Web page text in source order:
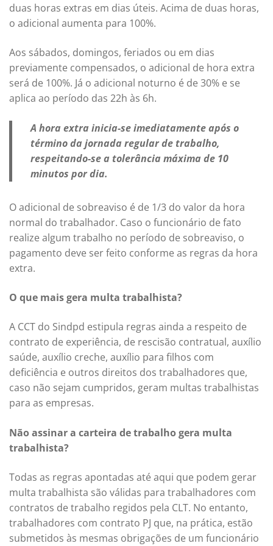
duas horas extras em dias úteis. Acima de duas horas,
o adicional aumenta para 100%.
Aos sábados, domingos, feriados ou em dias
previamente compensados, o adicional de hora extra
será de 100%. Já o adicional noturno é de 30% e se
aplica ao período das 22h às 6h.
A hora extra inicia-se imediatamente após o
término da jornada regular de trabalho,
respeitando-se a tolerância máxima de 10
minutos por dia.
O adicional de sobreaviso é de 1/3 do valor da hora
normal do trabalhador. Caso o funcionário de fato
realize algum trabalho no período de sobreaviso, o
pagamento deve ser feito conforme as regras da hora
extra.
O que mais gera multa trabalhista?
A CCT do Sindpd estipula regras ainda a respeito de
contrato de experiência, de rescisão contratual, auxílio
saúde, auxílio creche, auxílio para filhos com
deficiência e outros direitos dos trabalhadores que,
caso não sejam cumpridos, geram multas trabalhistas
para as empresas.
Não assinar a carteira de trabalho gera multa
trabalhista?
Todas as regras apontadas até aqui que podem gerar
multa trabalhista são válidas para trabalhadores com
contratos de trabalho regidos pela CLT. No entanto,
trabalhadores com contrato PJ que, na prática, estão
submetidos às mesmas obrigações de um funcionário